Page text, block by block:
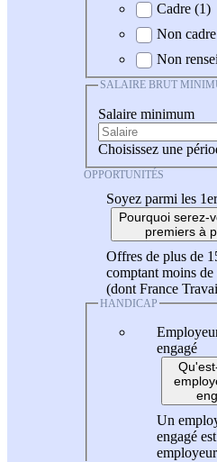
Cadre (1)
Non cadre
Non
SALAIRE BRUT
Salaire minimum
Choisissez une
OPPORTUNITÉS
Soyez parmi les
Pourquoi serez-
premiers à
Offres de plus de
comptant moins
(dont France
HANDICAP
engagé
Un
engagé